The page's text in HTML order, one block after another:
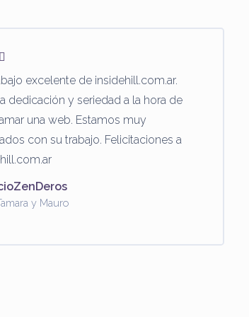
excelente de insidehill.com.ar.
dedicación y seriedad a la hora de
una web. Estamos muy
con su trabajo. Felicitaciones a
y Mauro